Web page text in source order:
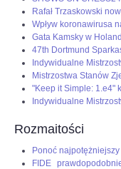
Rafał Trzaskowski
Wpływ koronawirusa
Gata Kamsky w
47th Dortmund
Indywidualne
Mistrzostwa Stanów
"Keep it Simple: 1.e4"
Indywidualne
Rozmaitości
Ponoć najpotężniejszy
FIDE